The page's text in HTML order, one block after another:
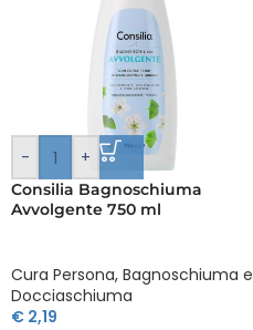
- +
Consilia Bagnoschiuma
Avvolgente 750 ml
Cura Persona, Bagnoschiuma e
Docciaschiuma
€ 2,19